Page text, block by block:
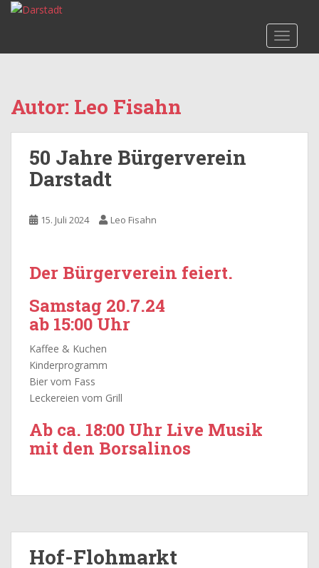
p
Autor: Leo Fisahn
50 Jahre Bürgerverein
Darstadt
15. Juli 2024 Leo Fisahn
Der Bürgerverein feiert.
Samstag 20.7.24
ab 15:00 Uhr
Kaffee & Kuchen
Kinderprogramm
Bier vom Fass
Leckereien vom Grill
Ab ca. 18:00 Uhr Live Musik
mit den Borsalinos
Hof-Flohmarkt